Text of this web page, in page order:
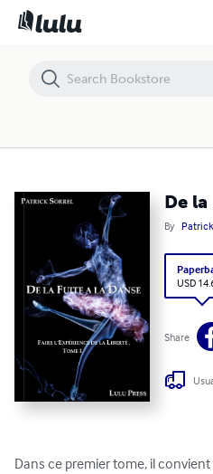
De la
By
USD
Share
Dans ce premier tome, il convient
De la Fuite à la Danse